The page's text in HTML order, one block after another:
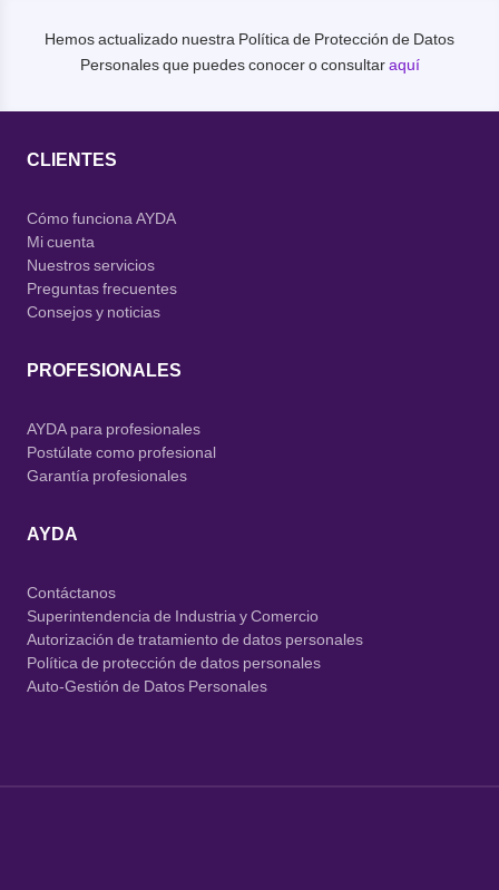
Hemos actualizado nuestra Política de Protección de Datos
Personales que puedes conocer o consultaraquí
CLIENTES
Cómo funciona AYDA
Mi cuenta
Nuestros servicios
Preguntas frecuentes
Consejos y noticias
PROFESIONALES
AYDA para profesionales
Postúlate como profesional
Garantía profesionales
AYDA
Contáctanos
Superintendencia de Industria y Comercio
Autorización de tratamiento de datos personales
Política de protección de datos personales
Auto-Gestión de Datos Personales